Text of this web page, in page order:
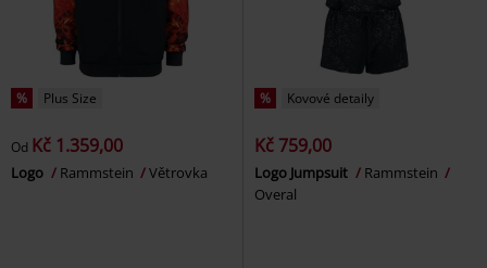
% Plus Size
Od Kč 1.359,00
Logo Rammstein Větrovka
% Kovové detaily
Kč 759,00
Logo Jumpsuit
Rammstein
Overal